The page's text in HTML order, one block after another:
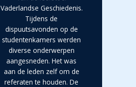
Vaderlandse Geschiedenis.
Tijdens de
dispuutsavonden op de
studentenkamers werden
diverse onderwerpen
aangesneden. Het was
aan de leden zelf om de
referaten te houden. De